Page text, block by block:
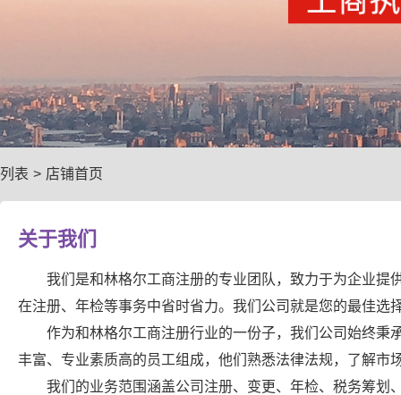
列表 > 店铺首页
关于我们
我们是和林格尔工商注册的专业团队，致力于为企业提
在注册、年检等事务中省时省力。我们公司就是您的最佳选
作为和林格尔工商注册行业的一份子，我们公司始终秉
丰富、专业素质高的员工组成，他们熟悉法律法规，了解市
我们的业务范围涵盖公司注册、变更、年检、税务筹划